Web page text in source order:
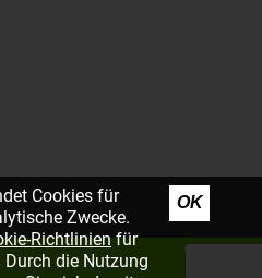
Cookies für
Zwecke.
Richtlinienfür
die Nutzung
OK